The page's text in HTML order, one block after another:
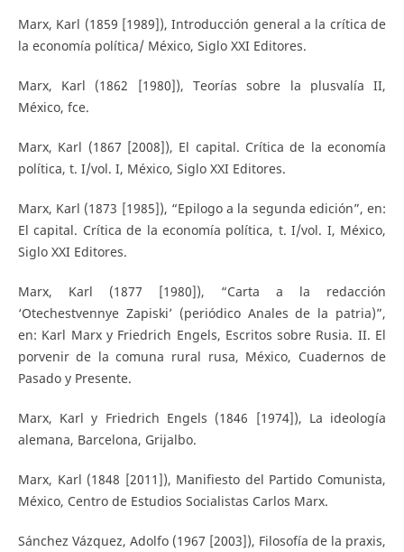
Marx, Karl (1859 [1989]), Introducción general a la crítica de
la economía política/ México, Siglo XXI Editores.
Marx, Karl (1862 [1980]), Teorías sobre la plusvalía II,
México, fce.
Marx, Karl (1867 [2008]), El capital. Crítica de la economía
política, t. I/vol. I, México, Siglo XXI Editores.
Marx, Karl (1873 [1985]), “Epilogo a la segunda edición”, en:
El capital. Crítica de la economía política, t. I/vol. I, México,
Siglo XXI Editores.
Marx, Karl (1877 [1980]), “Carta a la redacción
‘Otechestvennye Zapiski’ (periódico Anales de la patria)”,
en: Karl Marx y Friedrich Engels, Escritos sobre Rusia. II. El
porvenir de la comuna rural rusa, México, Cuadernos de
Pasado y Presente.
Marx, Karl y Friedrich Engels (1846 [1974]), La ideología
alemana, Barcelona, Grijalbo.
Marx, Karl (1848 [2011]), Manifiesto del Partido Comunista,
México, Centro de Estudios Socialistas Carlos Marx.
Sánchez Vázquez, Adolfo (1967 [2003]), Filosofía de la praxis,